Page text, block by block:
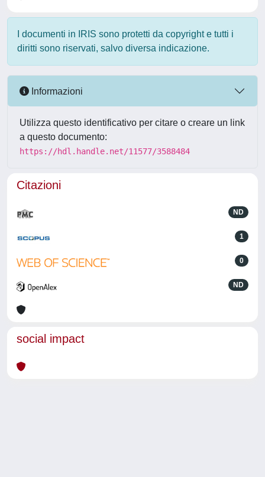
I documenti in IRIS sono protetti da copyright e tutti i
diritti sono riservati, salvo diversa indicazione.
Informazioni
Utilizza questo identificativo per citare o creare un link
a questo documento:
https://hdl.handle.net/11577/3588484
Citazioni
ND
1
0
ND
social impact